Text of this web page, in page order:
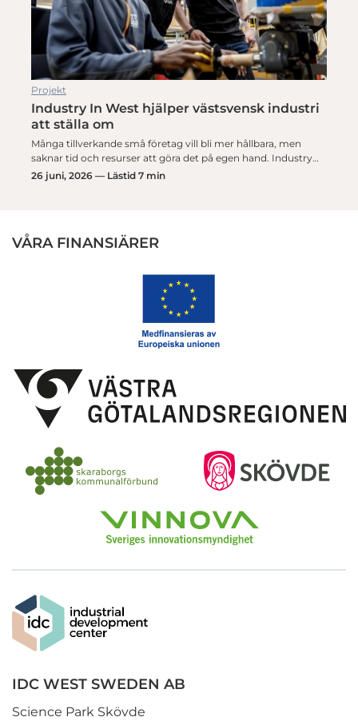
Projekt
Industry In West hjälper västsvensk industri
att ställa om
Många tillverkande små företag vill bli mer hållbara, men
saknar tid och resurser att göra det på egen hand. Industry…
26 juni, 2026 — Lästid 7 min
VÅRA FINANSIÄRER
IDC WEST SWEDEN AB
Science Park Skövde